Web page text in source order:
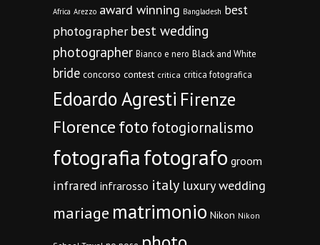
Africa Arezzo award winning Bangladesh best
photographer best wedding
photographer Bianco e nero Black and White
bride concorso contest critica critica fotografica
Edoardo Agresti Firenze
Florencefoto fotogiornalismo
fotografiafotografo groom
infrared infrarosso italy luxury wedding
mariage matrimonio Nikon Nikon